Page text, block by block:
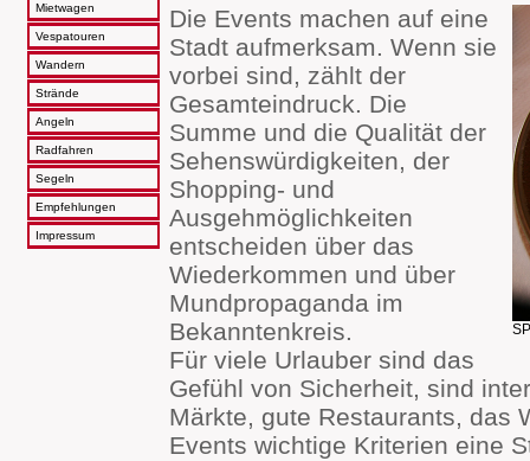
Mietwagen
Vespatouren
Wandern
Strände
Angeln
Radfahren
Segeln
Empfehlungen
Impressum
Die Events machen auf eine
Stadt aufmerksam. Wenn sie
vorbei sind, zählt der
Gesamteindruck. Die
Summe und die Qualität der
Sehenswürdigkeiten, der
Shopping- und
Ausgehmöglichkeiten
entscheiden über das
Wiederkommen und über
Mundpropaganda im
Bekanntenkreis.
Für viele Urlauber sind das
Gefühl von Sicherheit, sind
Märkte, gute Restaurants, das
Events wichtige Kriterien eine